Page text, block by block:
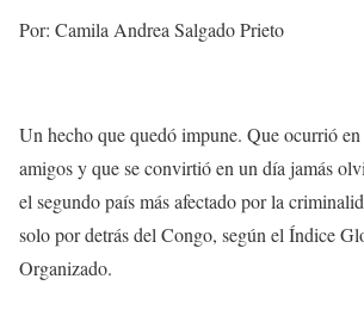
Por: Camila Andrea Salgado Prieto
Un hecho que quedó impune. Que ocurrió
amigos y que se convirtió en un día jamás
el segundo país más afectado por la
solo por detrás del Congo, según el Índice
Organizado.